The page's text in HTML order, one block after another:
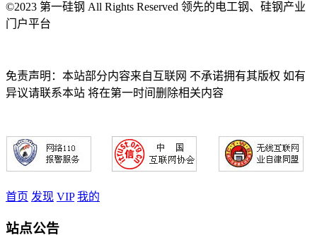
©2023 第一硅钢 All Rights Reserved 领先的电工钢、硅钢产业
门户平台
免责声明：本站部分内容来自互联网 不承诺拥有其版权 如有
异议请联系本站 将在第一时间删除相关内容
首页 发现 VIP 我的
站点公告